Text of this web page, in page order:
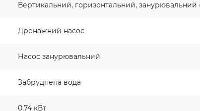
Вертикальний, горизонтальний,
Дренажний насос
Насос занурювальний
Забруднена вода
0,74 кВт